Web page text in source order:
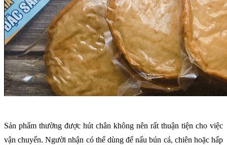
Sản phẩm thường được hút chân không nên rất thuận tiện cho việc
vận chuyển. Người nhận có thể dùng để nấu bún cá, chiên hoặc hấp